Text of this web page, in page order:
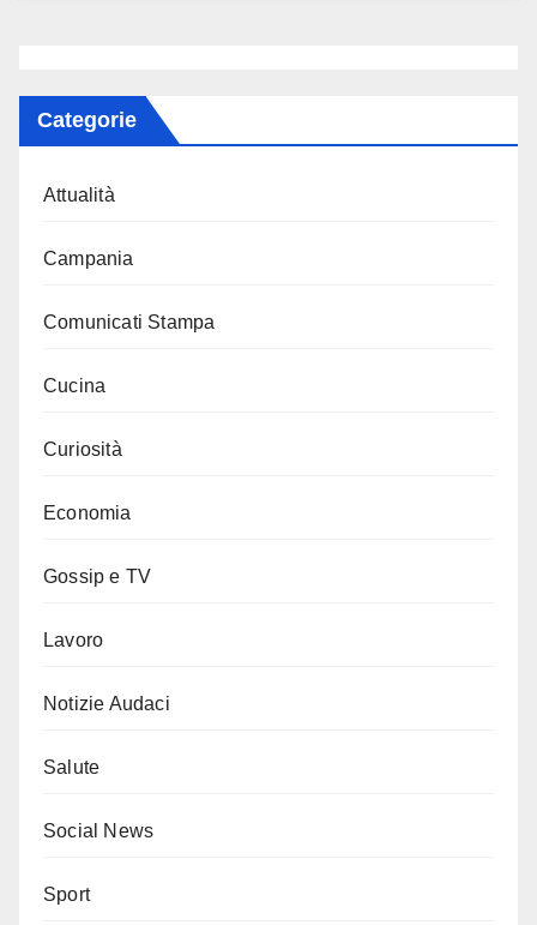
Categorie
Attualità
Campania
Comunicati Stampa
Cucina
Curiosità
Economia
Gossip e TV
Lavoro
Notizie Audaci
Salute
Social News
Sport